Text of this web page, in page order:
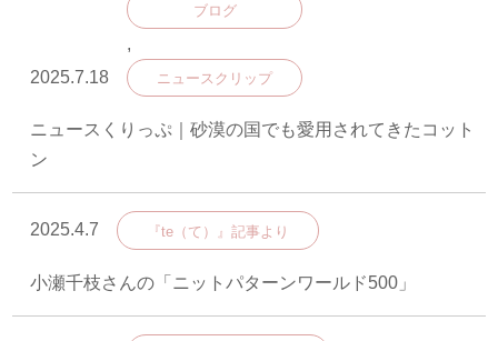
2025.7.18
ブログ
,
ニュースクリップ
ニュースくりっぷ｜砂漠の国でも愛用されてきたコット
ン
2025.4.7 『te（て）』記事より
小瀬千枝さんの「ニットパターンワールド500」